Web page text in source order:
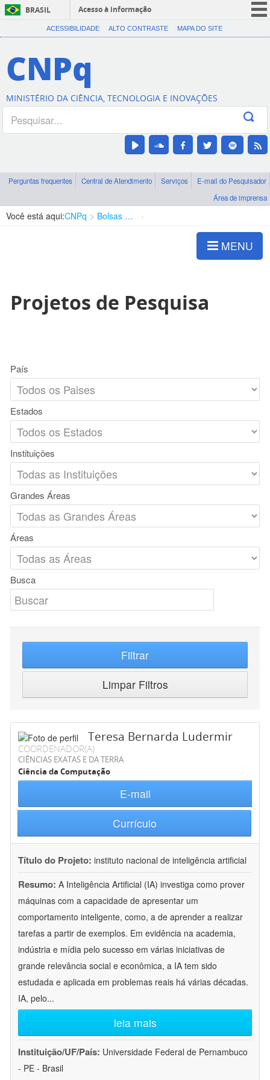
BRASIL
Acesso à informação
CORONAVÍRUS (COVID-19)
Canais
ACESSIBILIDADE ALTO CONTRASTE MAPA DO SITE
CNPq
MINISTÉRIO DA CIÊNCIA, TECNOLOGIA E INOVAÇÕES
Perguntas frequentes Central de Atendimento Serviços
E-mail do Pesquisador
Área de imprensa
Você está aqui:CNPq Bolsas e Auxílios Vigentes
MENU
Projetos de Pesquisa
País
Estados
Instituições
Grandes Áreas
Áreas
Busca
Filtrar
Limpar Filtros
Teresa Bernarda Ludermir
COORDENADOR(A)
CIÊNCIAS EXATAS E DA TERRA
Ciência da Computação
E-mail
Currículo
Título do Projeto: instituto nacional de inteligência artificial
Resumo: A Inteligência Artificial (IA) investiga como prover
máquinas com a capacidade de apresentar um
comportamento inteligente, como, a de aprender a realizar
tarefas a partir de exemplos. Em evidência na academia,
indústria e mídia pelo sucesso em várias iniciativas de
grande relevância social e econômica, a IA tem sido
estudada e aplicada em problemas reais há várias décadas.
IA, pelo...
leia mais
Instituição/UF/País: Universidade Federal de Pernambuco
- PE - Brasil